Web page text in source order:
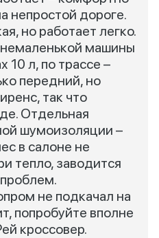
непростой дороге.
но работает легко.
машины
10 л, по трассе –
передний, но
так что
Отдельная
шумоизоляции –
в салоне не
тепло, заводится
не подкачал на
попробуйте вполне
кроссовер.